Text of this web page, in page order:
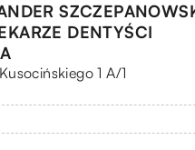
DENTYŚCI
1 A/1